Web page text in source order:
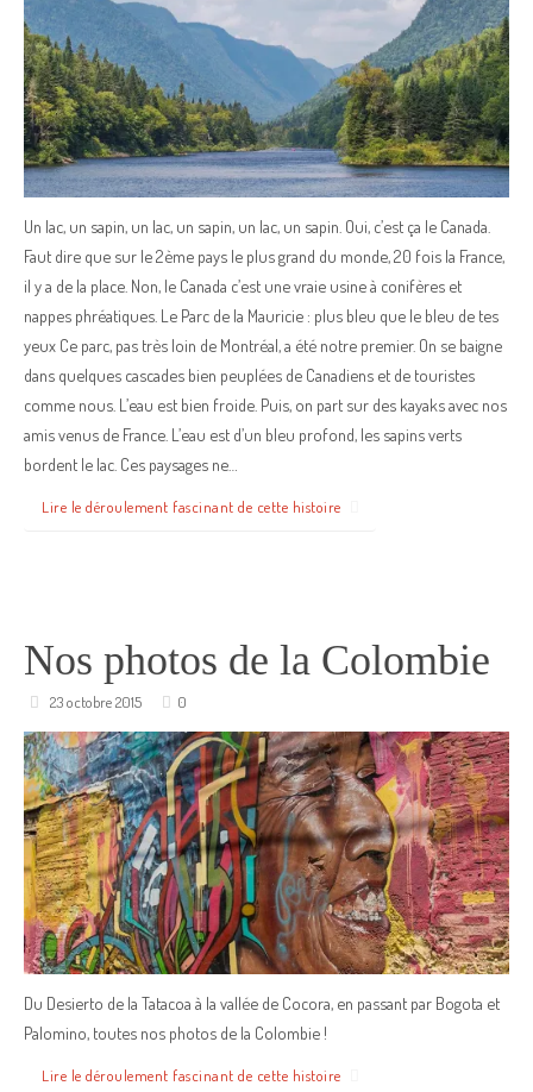
Un lac, un sapin, un lac, un sapin, un lac, un sapin. Oui, c’est ça le Canada.
Faut dire que sur le 2ème pays le plus grand du monde, 20 fois la France,
il y a de la place. Non, le Canada c’est une vraie usine à conifères et
nappes phréatiques. Le Parc de la Mauricie : plus bleu que le bleu de tes
yeux Ce parc, pas très loin de Montréal, a été notre premier. On se baigne
dans quelques cascades bien peuplées de Canadiens et de touristes
comme nous. L’eau est bien froide. Puis, on part sur des kayaks avec nos
amis venus de France. L’eau est d’un bleu profond, les sapins verts
bordent le lac. Ces paysages ne…
Lire le déroulement fascinant de cette histoire
Nos photos de la Colombie
23 octobre 2015 0
Du Desierto de la Tatacoa à la vallée de Cocora, en passant par Bogota et
Palomino, toutes nos photos de la Colombie !
Lire le déroulement fascinant de cette histoire